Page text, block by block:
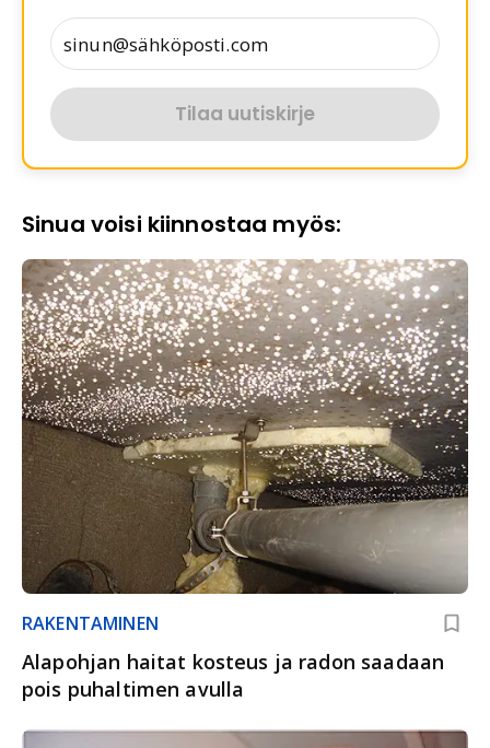
Tilaa uutiskirje
Sinua voisi kiinnostaa myös:
RAKENTAMINEN
Alapohjan haitat kosteus ja radon saadaan
pois puhaltimen avulla